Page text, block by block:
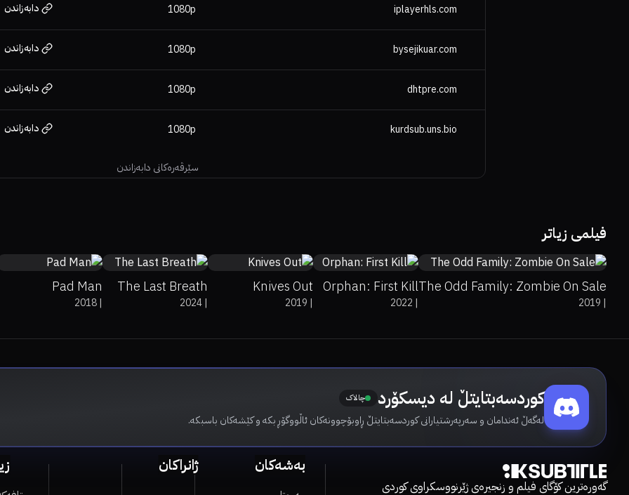
سێرڤەرەکانی دابەزاندن
iplayerhls.com
1080p دابەزاندن
bysejikuar.com
1080p دابەزاندن
dhtpre.com
1080p دابەزاندن
kurdsub.uns.bio
1080p دابەزاندن
فیلمی زیاتر
The Odd Family: Zombie On Sale
|
2019
Orphan: First Kill
|
2022
Knives Out
|
2019
The Last Breath
|
2024
Pad Man
|
2018
کوردسەبتایتڵ لە دیسکۆرد چالاک
لەگەڵ ئەندامان و سەرپەرشتیارانی کوردسەبتایتڵ ڕاوبۆچوونەکان ئاڵووگۆڕ بکە و کێشەکان باسبکە.
گەورەترین کۆگای فیلم و زنجیرەی ژێرنووسکراوی کوردی
بەشەکان ژانراکان